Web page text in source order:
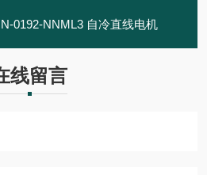
0192-NNML3 自冷直线电机
线留言